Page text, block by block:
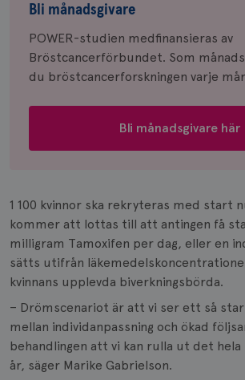
månadsgivare
Bli månadsgivare
POWER-studien medfinansieras av
Bröstcancerförbundet. Som
du bröstcancerforskningen varje
Bli månadsgivare här
1 100 kvinnor ska rekryteras med start
kommer att lottas till att antingen få
milligram Tamoxifen per dag, eller en
sätts utifrån
kvinnans upplevda biverkningsbörda.
– Drömscenariot är att vi ser ett så
mellan individanpassning och ökad
behandlingen att vi kan rulla ut det
år, säger Marike Gabrielson.